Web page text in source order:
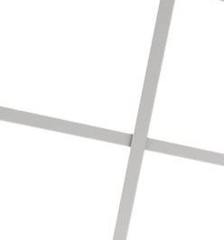
Bodenbearbeitung/Vinyl